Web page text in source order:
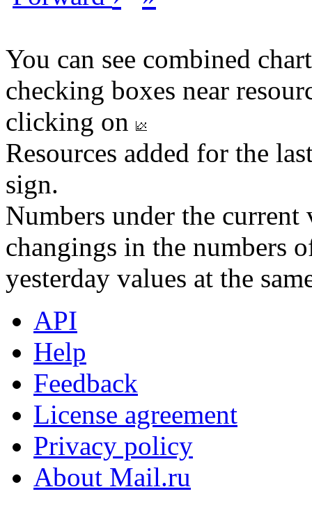
You can see combined
checking boxes near
clicking on
Resources added for the
sign.
Numbers under the
changings in the numbers
yesterday values at the
API
Help
Feedback
License agreement
Privacy policy
About Mail.ru